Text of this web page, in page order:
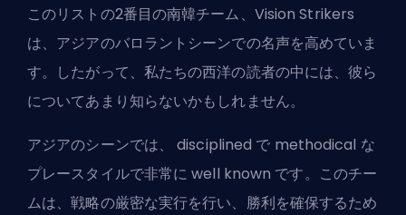
このリストの2番目の南韓チーム、Vision Strikers
は、アジアのバロラントシーンでの名声を高めていま
す。したがって、私たちの西洋の読者の中には、彼ら
についてあまり知らないかもしれません。
アジアのシーンでは、 disciplined で methodical な
プレースタイルで非常に well known です。このチー
ムは、戦略の厳密な実行を行い、勝利を確保するため